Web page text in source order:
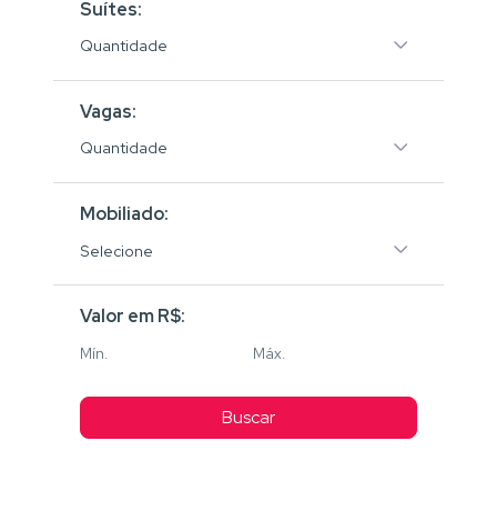
Suítes:
Quantidade
Vagas:
Quantidade
Mobiliado:
Selecione
Valor em R$:
Buscar